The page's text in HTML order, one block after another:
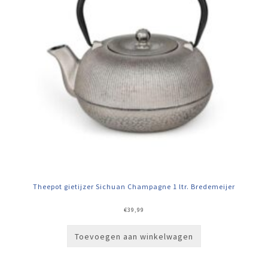
Theepot gietijzer Sichuan Champagne 1 ltr. Bredemeijer
€39,99
Toevoegen aan winkelwagen